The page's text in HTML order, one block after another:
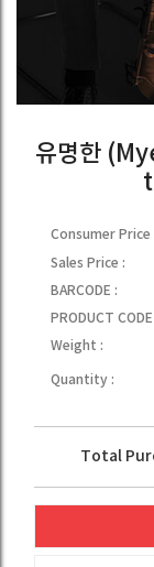
유명한
Consumer Price
Sales Price :
BARCODE :
PRODUCT CODE
Weight :
Quantity :
Total